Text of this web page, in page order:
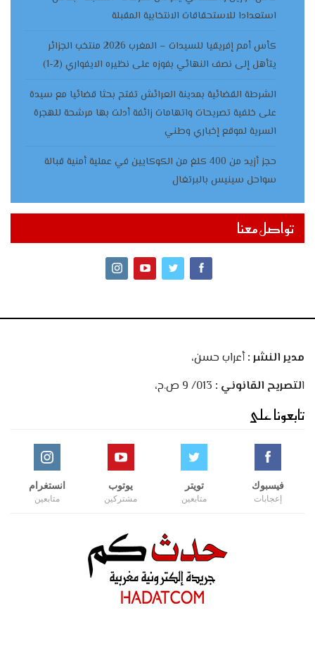
استعدادا للاستحقاقات الانتخابية المقبلة
كأس أمم إفريقيا للسيدات – المغرب 2026 منتخب الجزائر
يتأهل إلى نصف النهائي بفوزه على نظيره الايفواري (2-1)
الشرطة القضائية بمدينة العرائش تفتح بحثا قضائيا مع سيدة
على خلفية تصريحات واتهامات زائفة أدلت بها مرشحة للهجرة
السرية لموقع إخباري وطني
حجز أزيد من 400 كلغ من الكوكايين في عملية أمنية قبالة
سواحل سينيس بالبرتغال
تواصل معنا
مدير النشر :أعراب حسن،
التصريح القانوني :
تابعونا على
فيسبوك
إعجابات
تويتر
متابعين
يوتوب
مشتركين
انستغرام
متابعين